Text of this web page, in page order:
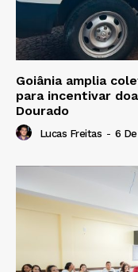
Goiânia amplia
para incentivar
Dourado
Lucas Freitas - 6